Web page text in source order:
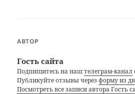
АВТОР
Гость сайта
Подпишитесь на наштелеграм-канал
Публикуйте отзывы черезформу из
Посмотреть все записи автора Гость